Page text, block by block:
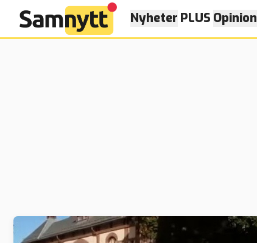
Nyheter PLUS Opinion